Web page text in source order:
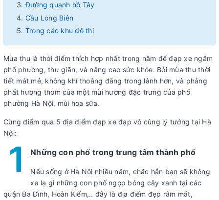
Đường quanh hồ Tây
Cầu Long Biên
Trong các khu đô thị
Mùa thu là thời điểm thích hợp nhất trong năm để đạp xe ngắm
phố phường, thư giãn, và nâng cao sức khỏe. Bởi mùa thu thời
tiết mát mẻ, không khí thoáng đãng trong lành hơn, và phảng
phất hương thơm của một mùi hương đặc trưng của phố
phường Hà Nội, mùi hoa sữa.
Cùng điểm qua 5 địa điểm đạp xe đạp vô cùng lý tưởng tại Hà
Nội:
1 Những con phố trong trung tâm thành phố
Nếu sống ở Hà Nội nhiều năm, chắc hẳn bạn sẽ không
xa lạ gì những con phố ngợp bóng cây xanh tại các
quận Ba Đình, Hoàn Kiếm,.. đây là địa điểm đẹp râm mát,